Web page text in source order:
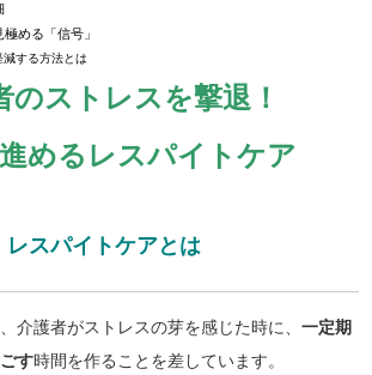
める「信号」
する方法とは
のストレスを撃退！
めるレスパイトケア
レスパイトケアとは
介護者がストレスの芽を感じた時に、一定期
す時間を作ることを差しています。